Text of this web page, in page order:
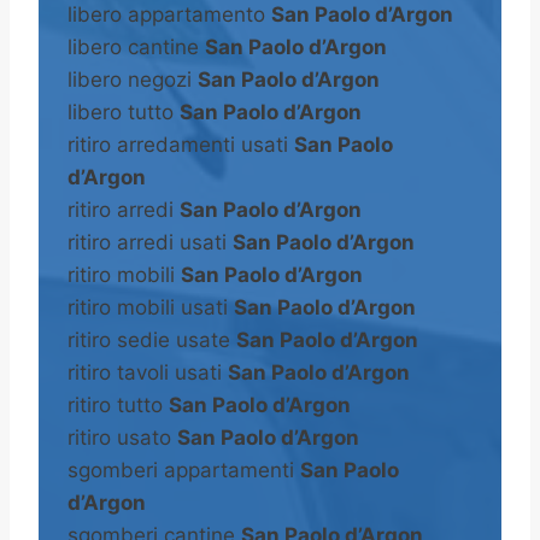
libero appartamento San Paolo d’Argon
libero cantine San Paolo d’Argon
libero negozi San Paolo d’Argon
libero tutto San Paolo d’Argon
ritiro arredamenti usati San Paolo
d’Argon
ritiro arredi San Paolo d’Argon
ritiro arredi usati San Paolo d’Argon
ritiro mobili San Paolo d’Argon
ritiro mobili usati San Paolo d’Argon
ritiro sedie usate San Paolo d’Argon
ritiro tavoli usati San Paolo d’Argon
ritiro tutto San Paolo d’Argon
ritiro usato San Paolo d’Argon
sgomberi appartamenti San Paolo
d’Argon
sgomberi cantine San Paolo d’Argon